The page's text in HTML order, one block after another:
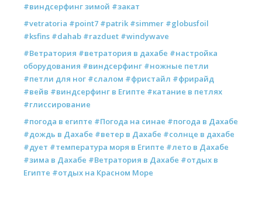
#виндсерфинг зимой #закат
#vetratoria #point7 #patrik #simmer #globusfoil
#ksfins #dahab #razduet #windywave
#Ветратория #ветратория в дахабе #настройка
оборудования #виндсерфинг #ножные петли
#петли для ног #слалом #фристайл #фрирайд
#вейв #виндсерфинг в Египте #катание в петлях
#глиссирование
#погода в египте #Погода на синае #погода в Дахабе
#дождь в Дахабе #ветер в Дахабе #солнце в дахабе
#дует #температура моря в Египте #лето в Дахабе
#зима в Дахабе #Ветратория в Дахабе #отдых в
Египте #отдых на Красном Море